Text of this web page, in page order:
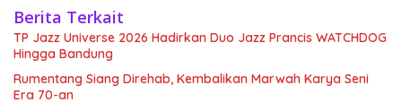
Berita Terkait
TP Jazz Universe 2026 Hadirkan Duo Jazz Prancis WATCHDOG
Hingga Bandung
Rumentang Siang Direhab, Kembalikan Marwah Karya Seni
Era 70-an